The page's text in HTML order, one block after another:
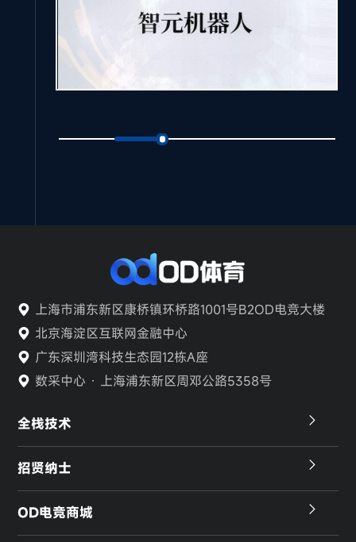
上海市浦东新区康桥镇环桥路1001号B2OD电竞大楼
北京海淀区互联网金融中心
广东深圳湾科技生态园12栋A座
数采中心 · 上海浦东新区周邓公路5358号
全栈技术
OD电竞商城
招贤纳士